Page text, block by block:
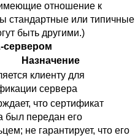
отношение к
стандартные или типичные
быть другими.)
сервером
Назначение
клиенту для
сервера
что сертификат
был передан его
не гарантирует, что его